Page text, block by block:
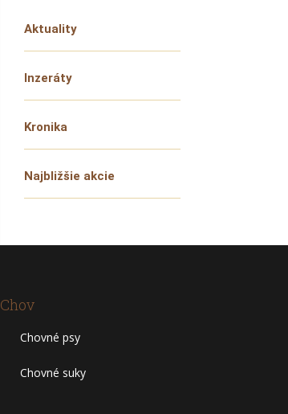
Aktuality
Inzeráty
Kronika
Najbližšie akcie
Chov
Chovné psy
Chovné suky